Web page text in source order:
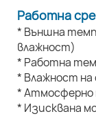
Работна
* Външна
влажност)
* Работна
* Влажност на
* Атмосферно
* Изисквана